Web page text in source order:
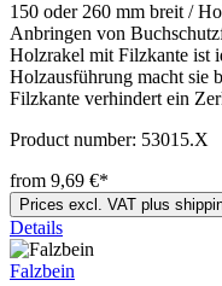
150 oder 260 mm breit /
Anbringen von
Holzrakel mit Filzkante ist
Holzausführung macht sie
Filzkante verhindert ein
Product number: 53015.X
from 9,69 €*
Prices excl. VAT plus
Details
Falzbein